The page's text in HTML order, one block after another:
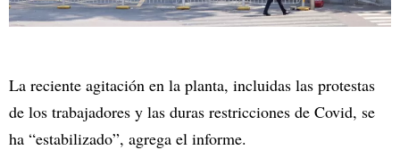
La reciente agitación en la planta, incluidas las protestas
de los trabajadores y las duras restricciones de Covid, se
ha “estabilizado”, agrega el informe.